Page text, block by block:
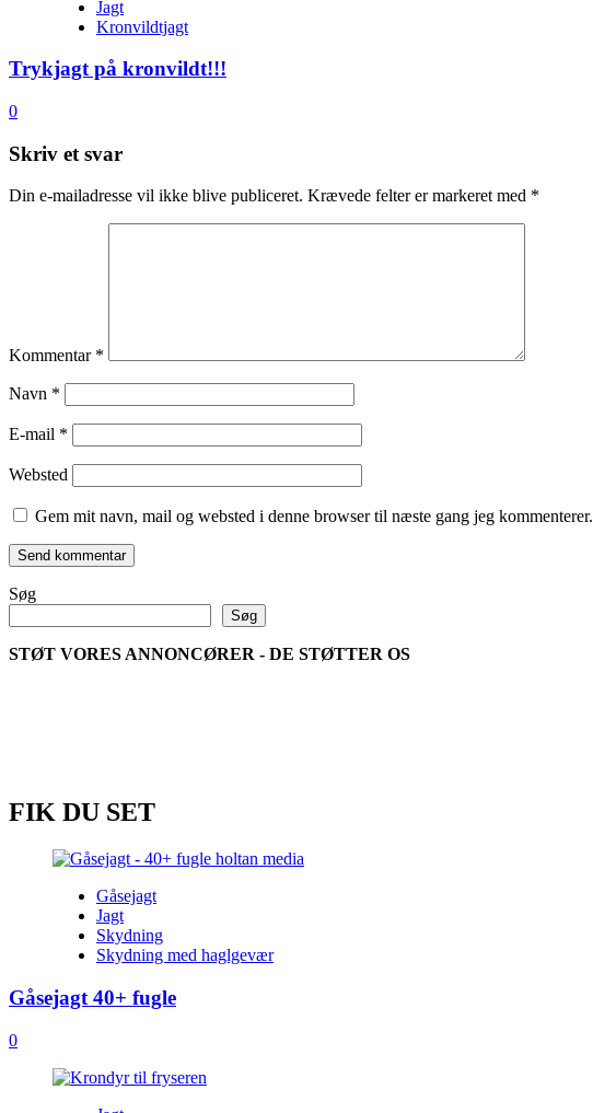
Jagt
Kronvildtjagt
Trykjagt på kronvildt!!!
0
Skriv et svar
Din e-mailadresse vil ikke blive publiceret. Krævede felter er markeret med *
Kommentar *
Navn *
E-mail *
Websted
Gem mit navn, mail og websted i denne browser til næste gang jeg kommenterer.
Søg
Søg
STØT VORES ANNONCØRER - DE STØTTER OS
FIK DU SET
Gåsejagt
Jagt
Skydning
Skydning med haglgevær
Gåsejagt 40+ fugle
0